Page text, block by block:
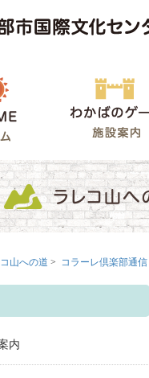
山への道 > コラーレ倶楽部通信
内